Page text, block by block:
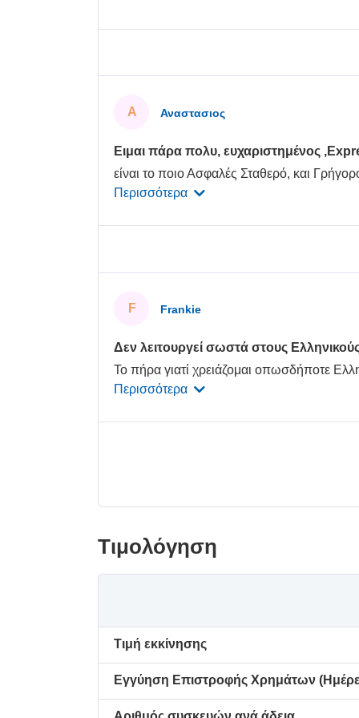
Α Αναστασιος
Ειμαι πάρα πολυ, ευχαριστημένος
είναι το ποιο Ασφαλές Σταθερό, και
Περισσότερα
F Frankie
Δεν λειτουργεί σωστά στους
Το πήρα γιατί χρειάζομαι οπωσδήποτε
Περισσότερα
Τιμολόγηση
Τιμή εκκίνησης
Εγγύηση Επιστροφής Χρημάτων